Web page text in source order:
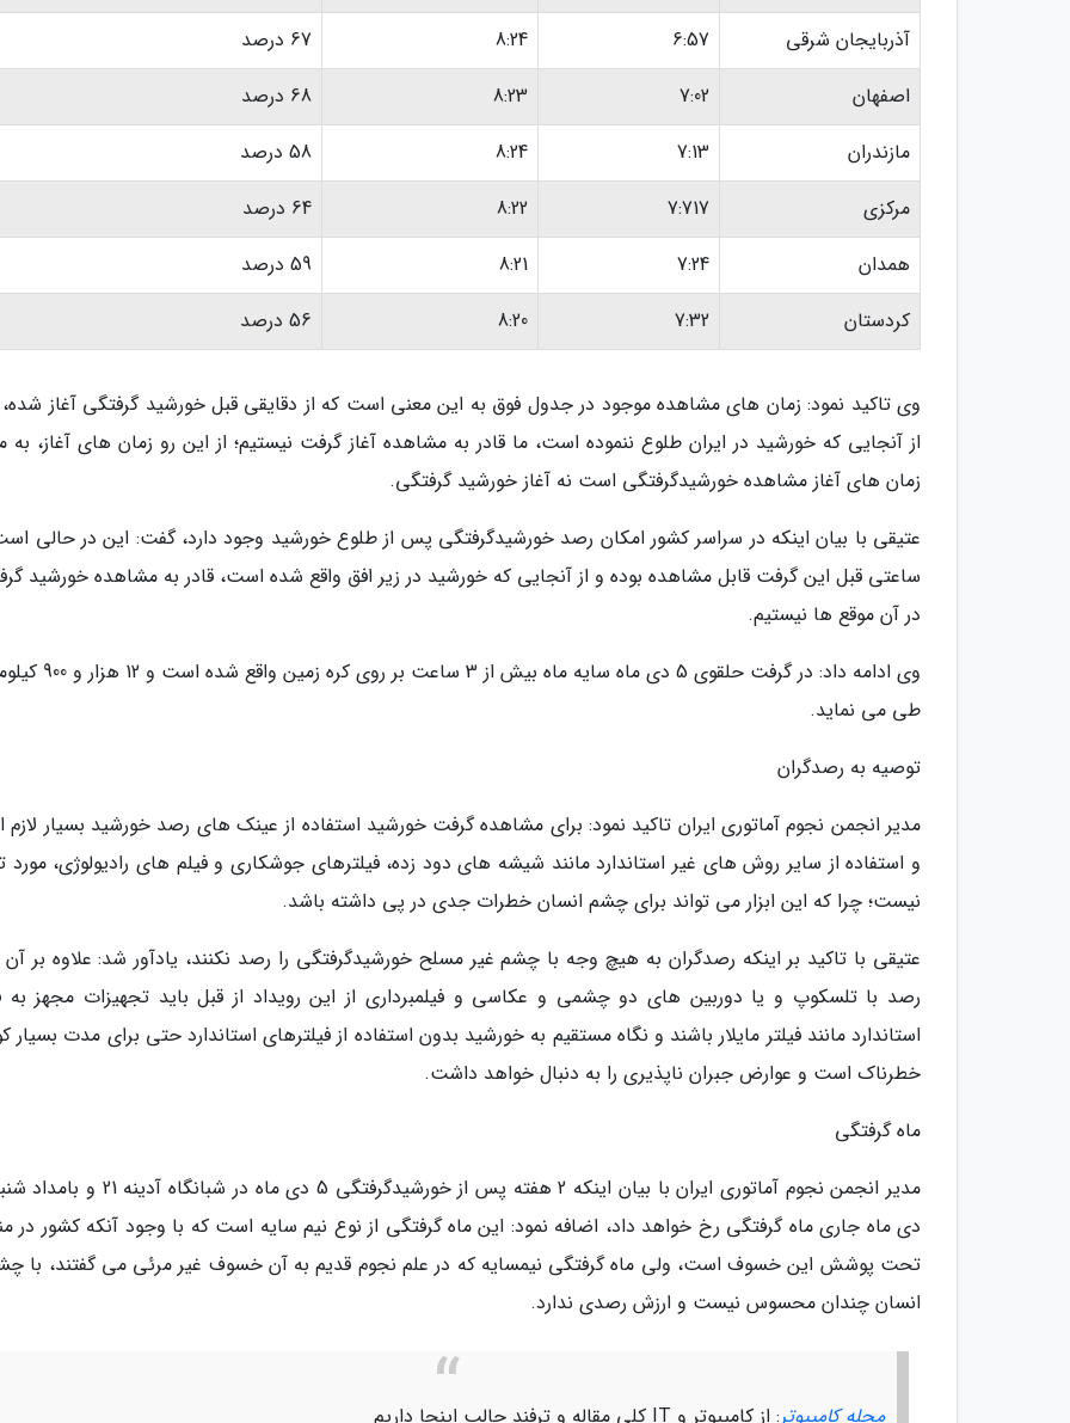
آذربایجان شرقی
6:57
8:24
67 درصد
اصفهان
7:02
8:23
68 درصد
مازندران
7:13
8:24
58 درصد
مرکزی
7:717
8:22
64 درصد
همدان
7:24
8:21
59 درصد
کردستان
7:32
8:20 56 درصد
وی تاکید نمود: زمان های مشاهده موجود در جدول فوق به این معنی است که از دقایقی قبل خورشید گرفتگی آغاز
از آنجایی که خورشید در ایران طلوع ننموده است، ما قادر به مشاهده آغاز گرفت نیستیم؛ از این رو زمان های آغاز، به
زمان های آغاز مشاهده خورشیدگرفتگی است نه آغاز خورشید گرفتگی.
عتیقی با بیان اینکه در سراسر کشور امکان رصد خورشیدگرفتگی پس از طلوع خورشید وجود دارد، گفت: این در حالی
ساعتی قبل این گرفت قابل مشاهده بوده و از آنجایی که خورشید در زیر افق واقع شده است، قادر به مشاهده خورشید
در آن موقع ها نیستیم.
وی ادامه داد: در گرفت حلقوی 5 دی ماه سایه ماه بیش از
طی می نماید.
توصیه به رصدگران
مدیر انجمن نجوم آماتوری ایران تاکید نمود: برای مشاهده گرفت خورشید استفاده از عینک های رصد خورشید بسیار
و استفاده از سایر روش های غیر استاندارد مانند شیشه های دود زده، فیلترهای جوشکاری و فیلم های رادیولوژی، مورد
نیست؛ چرا که این ابزار می تواند برای چشم انسان خطرات جدی در پی داشته باشد.
عتیقی با تاکید بر اینکه رصدگران به هیچ وجه با چشم غیر مسلح خورشیدگرفتگی را رصد نکنند، یادآور شد: علاوه بر آن
رصد با تلسکوپ و یا دوربین های دو چشمی و عکاسی و فیلمبرداری از این رویداد از قبل باید تجهیزات مجهز به
استاندارد مانند فیلتر مایلار باشند و نگاه مستقیم به خورشید بدون استفاده از فیلترهای استاندارد حتی برای مدت بسیار
خطرناک است و عوارض جبران ناپذیری را به دنبال خواهد داشت.
ماه گرفتگی
دی ماه جاری ماه گرفتگی رخ خواهد داد، اضافه نمود: این ماه گرفتگی از نوع نیم سایه است که با وجود آنکه کشور در
تحت پوشش این خسوف است، ولی ماه گرفتگی نیمسایه که در علم نجوم قدیم به آن خسوف غیر مرئی می گفتند، با
انسان چندان محسوس نیست و ارزش رصدی ندارد.
مجله کامپیوتر: از کامپیوتر و IT کلی مقاله و ترفند جالب اینجا داریم